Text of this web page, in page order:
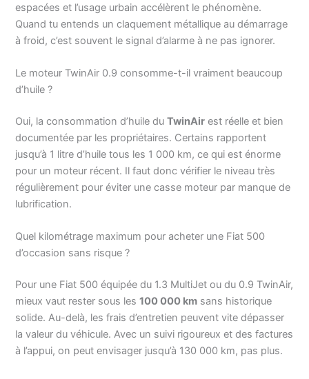
espacées et l’usage urbain accélèrent le phénomène.
Quand tu entends un claquement métallique au démarrage
à froid, c’est souvent le signal d’alarme à ne pas ignorer.
Le moteur TwinAir 0.9 consomme-t-il vraiment beaucoup
d’huile ?
Oui, la consommation d’huile duTwinAir est réelle et bien
documentée par les propriétaires. Certains rapportent
jusqu’à 1 litre d’huile tous les 1 000 km, ce qui est énorme
pour un moteur récent. Il faut donc vérifier le niveau très
régulièrement pour éviter une casse moteur par manque de
lubrification.
Quel kilométrage maximum pour acheter une Fiat 500
d’occasion sans risque ?
Pour une Fiat 500 équipée du 1.3 MultiJet ou du 0.9 TwinAir,
mieux vaut rester sous les100 000 km sans historique
solide. Au-delà, les frais d’entretien peuvent vite dépasser
la valeur du véhicule. Avec un suivi rigoureux et des factures
à l’appui, on peut envisager jusqu’à 130 000 km, pas plus.